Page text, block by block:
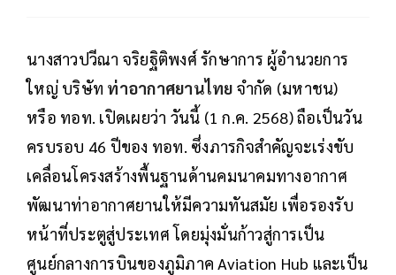
นางสาวปวีณา จริยฐิติพงศ์ รักษาการ ผู้อำนวยการ
ใหญ่ บริษัท ท่าอากาศยานไทย จำกัด (มหาชน)
หรือ ทอท. เปิดเผยว่า วันนี้ (1 ก.ค. 2568) ถือเป็นวัน
ครบรอบ 46 ปีของ ทอท. ซึ่งภารกิจสำคัญจะเร่งขับ
เคลื่อนโครงสร้างพื้นฐานด้านคมนาคมทางอากาศ
พัฒนาท่าอากาศยานให้มีความทันสมัย เพื่อรองรับ
หน้าที่ประตูสู่ประเทศ โดยมุ่งมั่นก้าวสู่การเป็น
ศูนย์กลางการบินของภูมิภาค Aviation Hub และเป็น